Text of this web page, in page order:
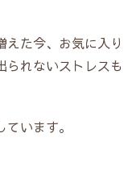
えた今、お気に入り
られないストレスも
います。